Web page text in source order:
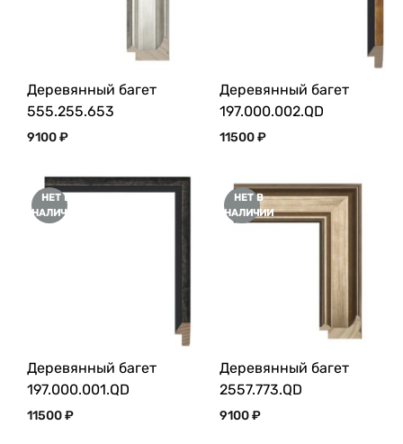
Деревянный багет
555.255.653
9100₽
Деревянный багет
197.000.002.QD
11500₽
НЕТ В
НАЛИЧИИ
Деревянный багет
197.000.001.QD
11500₽
НЕТ В
НАЛИЧИИ
Деревянный багет
2557.773.QD
9100₽